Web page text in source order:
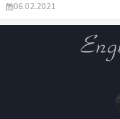
06.02.2021